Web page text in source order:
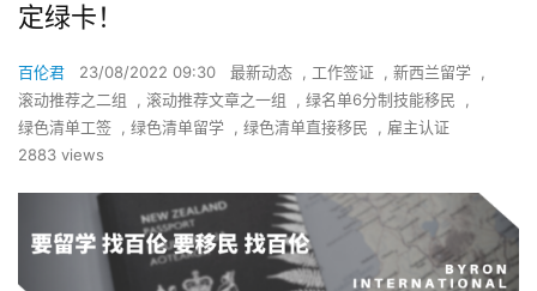
定绿卡！
百伦君 23/08/2022 09:30 最新动态 , 工作签证 , 新西兰留学 ,
滚动推荐之二组
, 滚动推荐文章之一组 , 绿名单6分制技能移民
,
绿色清单工签 , 绿色清单留学 , 绿色清单直接移民 , 雇主认证
2883 views